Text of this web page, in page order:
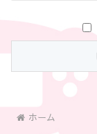
ホーム